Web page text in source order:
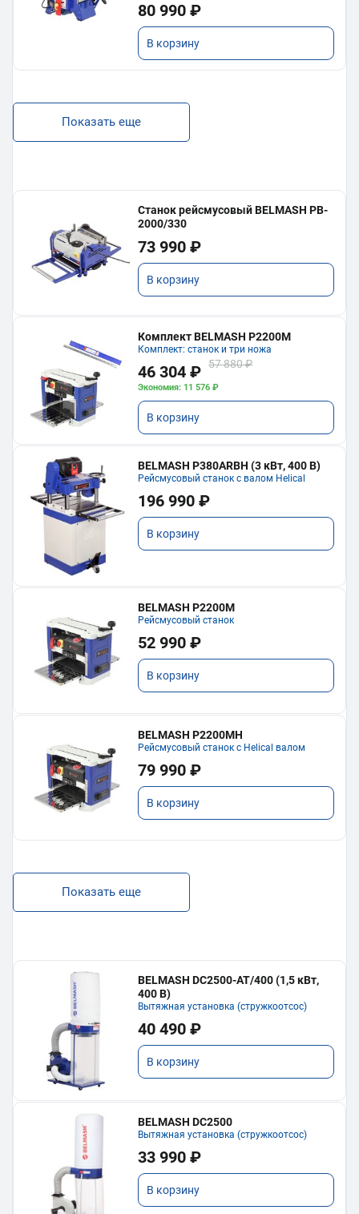
80 990 ₽
В корзину
Показать еще
Станок рейсмусовый BELMASH PB-
2000/330
73 990 ₽
В корзину
Комплект BELMASH P2200M
Комплект: станок и три ножа
46 304 ₽ 57 880 ₽
Экономия: 11 576 ₽
В корзину
BELMASH P380ARBH (3 кВт, 400 В)
Рейсмусовый станок с валом Helical
196 990 ₽
В корзину
BELMASH P2200M
Рейсмусовый станок
52 990 ₽
В корзину
BELMASH P2200MH
Рейсмусовый станок с Helical валом
79 990 ₽
В корзину
Показать еще
BELMASH DC2500-AT/400 (1,5 кВт,
400 В)
Вытяжная установка (стружкоотсос)
40 490 ₽
В корзину
BELMASH DC2500
Вытяжная установка (стружкоотсос)
33 990 ₽
В корзину